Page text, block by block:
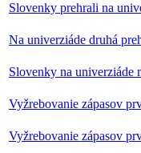
Slovenky prehrali na
Na univerziáde druhá
Slovenky na univerziáde
Vyžrebovanie zápasov
Vyžrebovanie zápasov